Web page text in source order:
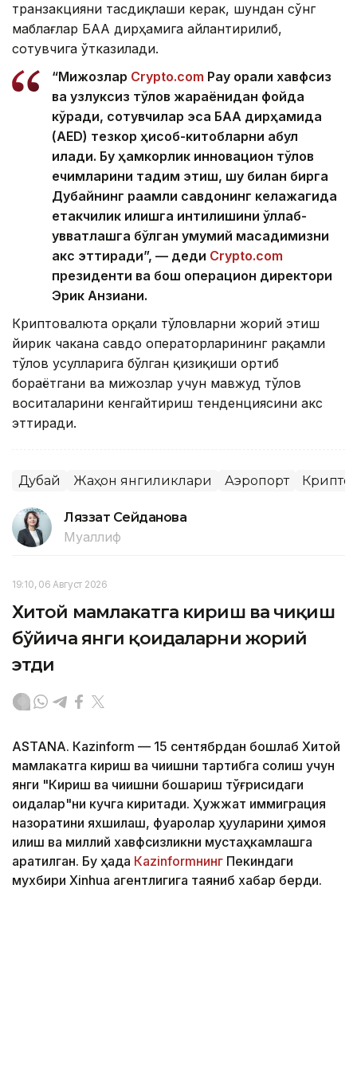
транзакцияни тасдиқлаши керак, шундан сўнг
маблағлар БАА дирҳамига айлантирилиб,
сотувчига ўтказилади.
“Мижозлар Crypto.com Pay орқали хавфсиз
ва узлуксиз тўлов жараёнидан фойда
кўради, сотувчилар эса БАА дирҳамида
(AED) тезкор ҳисоб-китобларни қабул
қилади. Бу ҳамкорлик инновацион тўлов
ечимларини тақдим этиш, шу билан бирга
Дубайнинг рақамли савдонинг келажагида
етакчилик қилишга интилишини қўллаб-
қувватлашга бўлган умумий мақсадимизни
акс эттиради”, — деди Crypto.com
президенти ва бош операцион директори
Эрик Анзиани.
Криптовалюта орқали тўловларни жорий этиш
йирик чакана савдо операторларининг рақамли
тўлов усулларига бўлган қизиқиши ортиб
бораётгани ва мижозлар учун мавжуд тўлов
воситаларини кенгайтириш тенденциясини акс
эттиради.
Дубай Жаҳон янгиликлари Аэропорт
Ляззат Сейданова
Муаллиф
19:10, 06 Август 2026
Хитой мамлакатга кириш ва чиқиш
бўйича янги қоидаларни жорий
этди
ASTANА. Кazinform — 15 сентябрдан бошлаб Хитой
мамлакатга кириш ва чиқишни тартибга солиш учун
янги "Кириш ва чиқишни бошқариш тўғрисидаги
қоидалар"ни кучга киритади. Ҳужжат иммиграция
назоратини яхшилаш, фуқаролар ҳуқуқларини ҳимоя
қилиш ва миллий хавфсизликни мустаҳкамлашга
қаратилган. Бу ҳақда Кazinformнинг Пекиндаги
мухбири Xinhua агентлигига таяниб хабар берди.